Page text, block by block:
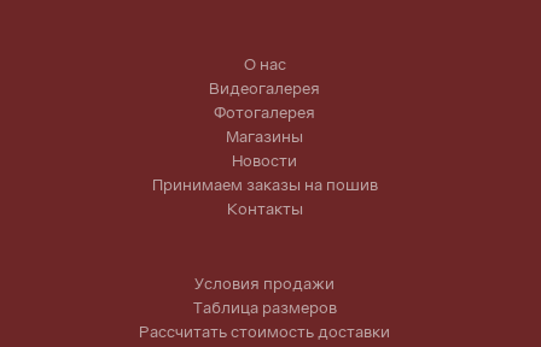
О нас
Видеогалерея
Фотогалерея
Магазины
Новости
Принимаем заказы на пошив
Контакты
Условия продажи
Таблица размеров
Рассчитать стоимость доставки